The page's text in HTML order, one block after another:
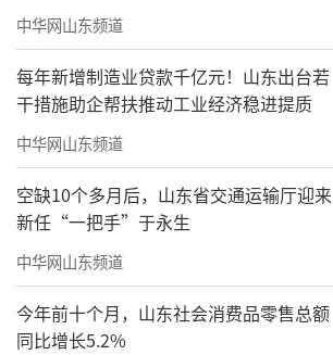
中华网山东频道
每年新增制造业贷款千亿元！山东出台若
干措施助企帮扶推动工业经济稳进提质
中华网山东频道
空缺10个多月后，山东省交通运输厅迎来
新任“一把手”于永生
中华网山东频道
今年前十个月，山东社会消费品零售总额
同比增长5.2%